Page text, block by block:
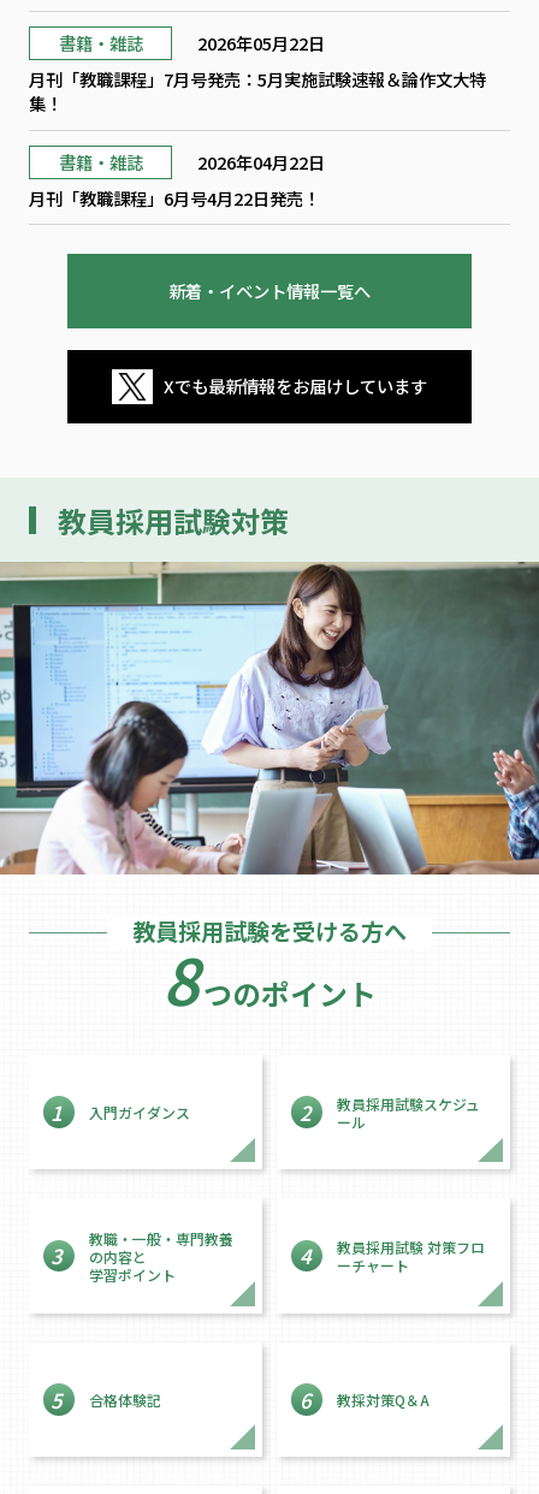
2026年05月22日
書籍・雑誌
月刊「教職課程」7月号発売：5月実施試験速報＆論作文大特
集！
2026年04月22日
書籍・雑誌
月刊「教職課程」6月号4月22日発売！
新着・イベント情報一覧へ
Xでも最新情報をお届けしています
教員採用試験対策
教員採用試験を受ける方へ
8つのポイント
1 入門ガイダンス 2
教員採用試験スケジュ
ール
3
教職・一般・専門教養
の内容と
学習ポイント
4
教員採用試験 対策フロ
ーチャート
5 合格体験記 6 教採対策Q＆A